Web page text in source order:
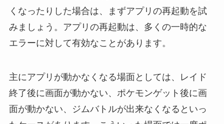
くなったりした場合は、まずアプリの再起動を試
みましょう。アプリの再起動は、多くの一時的な
エラーに対して有効なことがあります。
主にアプリが動かなくなる場面としては、レイド
終了後に画面が動かない、ポケモンゲット後に画
面が動かない、ジムバトルが出来なくなるといっ